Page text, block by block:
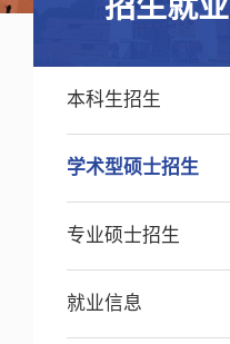
本科生招生
学术型硕士招生
专业硕士招生
就业信息